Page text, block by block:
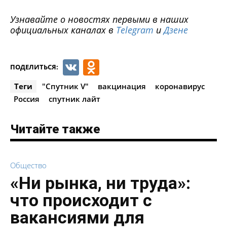
Узнавайте о новостях первыми в наших
официальных каналах в Telegram иДзене
ПОДЕЛИТЬСЯ: VK
Теги "Спутник V" вакцинация
коронавирус
Россия
спутник лайт
Читайте также
Общество
«Ни рынка, ни труда»:
что происходит с
вакансиями для